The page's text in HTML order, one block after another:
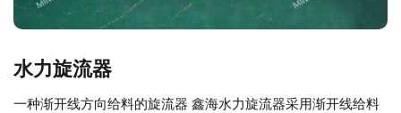
水力旋流器
一种渐开线方向给料的旋流器 鑫海水力旋流器采用渐开线给料